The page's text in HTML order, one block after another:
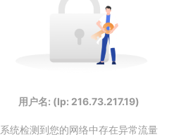
用户名: (Ip: 216.73.217.19)
系统检测到您的网络中存在异常流量